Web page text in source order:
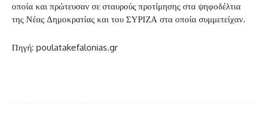
οποία και πρώτευσαν σε σταυρούς προτίμησης στα ψηφοδέλτια
της Νέας Δημοκρατίας και του ΣΥΡΙΖΑ στα οποία συμμετείχαν.
Πηγή: poulatakefalonias.gr